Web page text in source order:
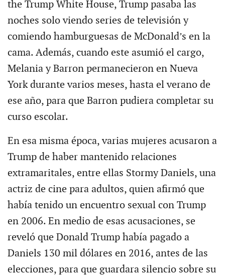
the Trump White House, Trump pasaba las
noches solo viendo series de televisión y
comiendo hamburguesas de McDonald’s en la
cama. Además, cuando este asumió el cargo,
Melania y Barron permanecieron en Nueva
York durante varios meses, hasta el verano de
ese año, para que Barron pudiera completar su
curso escolar.
En esa misma época, varias mujeres acusaron a
Trump de haber mantenido relaciones
extramaritales, entre ellas Stormy Daniels, una
actriz de cine para adultos, quien afirmó que
había tenido un encuentro sexual con Trump
en 2006. En medio de esas acusaciones, se
reveló que Donald Trump había pagado a
Daniels 130 mil dólares en 2016, antes de las
elecciones, para que guardara silencio sobre su